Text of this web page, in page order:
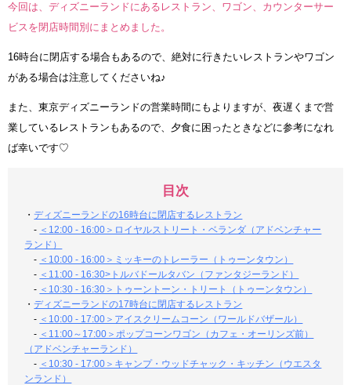
今回は、ディズニーランドにあるレストラン、ワゴン、カウンターサー
ビスを閉店時間別にまとめました。
16時台に閉店する場合もあるので、絶対に行きたいレストランやワゴン
がある場合は注意してくださいね♪
また、東京ディズニーランドの営業時間にもよりますが、夜遅くまで営
業しているレストランもあるので、夕食に困ったときなどに参考になれ
ば幸いです♡
目次
・ディズニーランドの16時台に閉店するレストラン
- ＜12:00 - 16:00＞ロイヤルストリート・ベランダ（アドベンチャー
ランド）
- ＜10:00 - 16:00＞ミッキーのトレーラー（トゥーンタウン）
- ＜11:00 - 16:30>トルバドールタバン（ファンタジーランド）
- ＜10:30 - 16:30＞トゥーントーン・トリート（トゥーンタウン）
・ディズニーランドの17時台に閉店するレストラン
- ＜10:00 - 17:00＞アイスクリームコーン（ワールドバザール）
- ＜11:00～17:00＞ポップコーンワゴン（カフェ・オーリンズ前）
（アドベンチャーランド）
- ＜10:30 - 17:00＞キャンプ・ウッドチャック・キッチン（ウエスタ
ンランド）